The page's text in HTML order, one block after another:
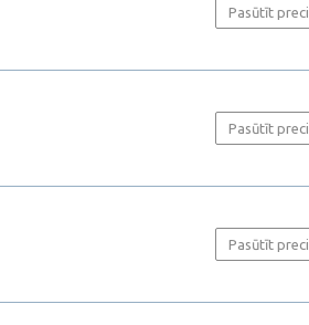
Pasūtīt preci
Pasūtīt preci
Pasūtīt preci